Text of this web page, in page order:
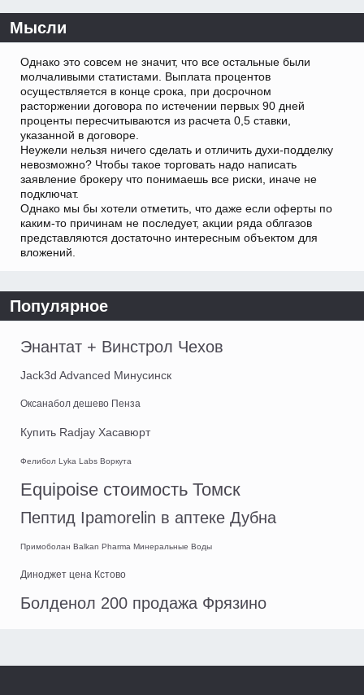
Мысли
Однако это совсем не значит, что все остальные были
молчаливыми статистами. Выплата процентов
осуществляется в конце срока, при досрочном
расторжении договора по истечении первых 90 дней
проценты пересчитываются из расчета 0,5 ставки,
указанной в договоре.
Неужели нельзя ничего сделать и отличить духи-подделку
невозможно? Чтобы такое торговать надо написать
заявление брокеру что понимаешь все риски, иначе не
подключат.
Однако мы бы хотели отметить, что даже если оферты по
каким-то причинам не последует, акции ряда облгазов
представляются достаточно интересным объектом для
вложений.
Популярное
Энантат + Винстрол Чехов
Jack3d Advanced Минусинск
Оксанабол дешево Пенза
Купить Radjay Хасавюрт
Фелибол Lyka Labs Воркута
Equipoise стоимость Томск
Пептид Ipamorelin в аптеке Дубна
Примоболан Balkan Pharma Минеральные Воды
Диноджет цена Кстово
Болденол 200 продажа Фрязино